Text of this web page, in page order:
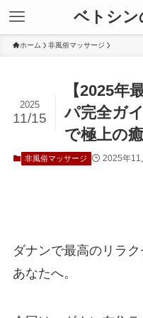
ベトシン
ホーム 非風俗マッサージ
【2025年
パ完全ガ
で極上の
2025
11/15
非風俗マッサージ 2025年11
ダナンで最高のリラ
あなたへ。